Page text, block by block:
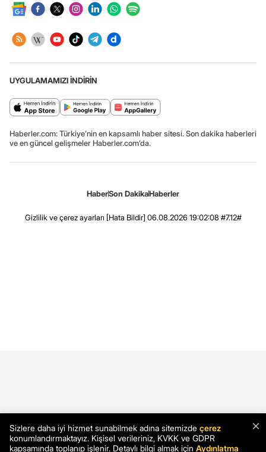
UYGULAMAMIZI İNDİRİN
Haberler.com: Türkiye’nin en kapsamlı haber sitesi. Son dakika haberleri
ve en güncel gelişmeler Haberler.com’da.
HaberSon DakikaHaberler
Gizlilik ve çerez ayarları [Hata Bildir] 06.08.2026 19:02:08 #7.12#
×
Sizlere daha iyi hizmet sunabilmek adına sitemizde çerez
konumlandırmaktayız. Kişisel verileriniz, KVKK ve GDPR
kapsamında toplanıp işlenir. Detaylı bilgi almak için Aydınlatma